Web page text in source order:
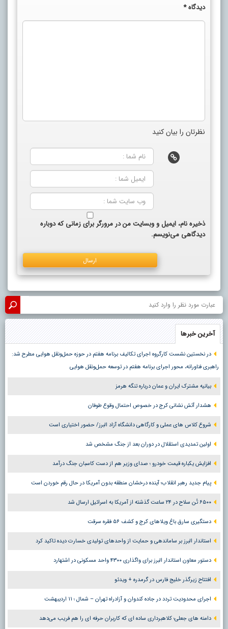
دیدگاه*
نظرتان را بیان کنید
ذخیره نام، ایمیل و وبسایت من در مرورگر برای زمانی که دوباره
دیدگاهی می‌نویسم.
آخرین خبرها
در نخستین نشست کارگروه اجرای تکالیف برنامه هفتم در حوزه حمل‌ونقل هوایی مطرح شد:
راهبری فناورانه، محور اجرای برنامه هفتم در توسعه حمل‌ونقل هوایی
بیانیه مشترک ایران و عمان درباره تنگه هرمز
هشدار آتش نشانی کرج در خصوص احتمال وقوع طوفان
شروع کلاس های عملی و کارگاهی دانشگاه آزاد البرز/ حضور اختیاری است
اولین تمدیدی استقلال در دوران بعد از جنگ مشخص شد
افزایش یکباره قیمت خودرو ؛ صدای وزیر هم از دست کاسبان جنگ درآمد
پیام جدید رهبر انقلاب؛ آینده درخشان منطقه بدون آمریکا در حال رقم خوردن است
۶۵۰۰ تُن سلاح در ۲۴ ساعت گذشته از آمریکا به اسرائیل ارسال شد
دستگیری سارق باغ ویلاهای کرج و کشف ۵۶ فقره سرقت
استاندار البرز بر ساماندهی و حمایت از واحدهای تولیدی خسارت دیده تاکید کرد
دستور معاون استاندار البرز برای واگذاری ۴۳۰۰ واحد مسکونی در اشتهارد
افتتاح زیرگذر خلیج فارس در گرمدره + ویدئو
اجرای محدودیت تردد در جاده کندوان و آزادراه تهران – شمال ؛ ١١ اردیبهشت
دامنه های جعلی؛ کلاهبرداری ساده ای که کاربران حرفه ای را هم فریب می‌دهد